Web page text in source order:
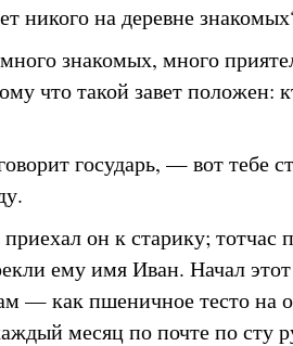
никого на деревне
знакомых, много
что такой завет положен:
государь, — вот тебе
он к старику; тотчас
ему имя Иван. Начал
— как пшеничное тесто на
месяц по почте по сту